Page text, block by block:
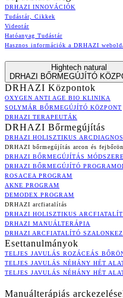
DRHAZI INNOVÁCIÓK
Tudástár, Cikkek
Videotár
Hatóanyag Tudástár
Hasznos információk a DRHAZI
Hightech natural
DRHAZI BŐRMEGÚJÍTÓ
DRHAZI Központok
OXYGEN ANTI AGE BIO KLINIKA
SOLYMÁR BŐRMEGÚJÍTÓ KÖZPONT
DRHAZI TERAPEUTÁK
DRHAZI Bőrmegújítás
DRHAZI HOLISZTIKUS
DRHAZI bőrmegújítás arcon és fejbőrön
DRHAZI BŐRMEGÚJÍTÁS
DRHAZI BŐRMEGÚJÍTÓ
ROSACEA PROGRAM
AKNE PROGRAM
DEMODEX PROGRAM
DRHAZI arcfiatalítás
DRHAZI HOLISZTIKUS
DRHAZI MANUÁLTERÁPIA
DRHAZI ARCFIATALÍTÓ
Esettanulmányok
TELJES JAVULÁS ROZÁCEÁS
TELJES JAVULÁS NÉHÁNY HÉT
TELJES JAVULÁS NÉHÁNY HÉT
Manuálterápiás